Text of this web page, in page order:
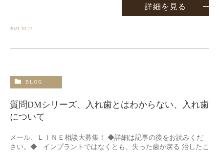
詳細を見る
2021.10.27
BLOG
質問DMシリーズ、入れ歯とはわからない、入れ歯
について
メール、ＬＩＮＥ相談大募集！ ◆詳細は記事の後をお読みくだ
さい。◆ インプラントではなくとも、失った歯が戻る 治したこ